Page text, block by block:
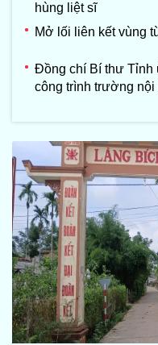
hùng liệt sĩ
Mở lối liên kết vùng
Đồng chí Bí thư Tỉnh
công trình trường nội